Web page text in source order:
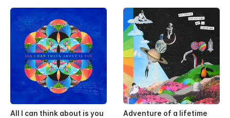
All I can think about is you Adventure of a lifetime